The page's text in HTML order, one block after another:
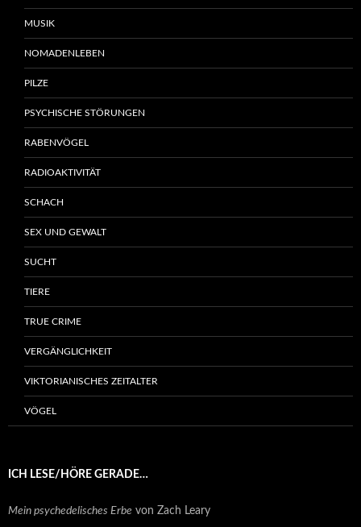
MUSIK
NOMADENLEBEN
PILZE
PSYCHISCHE STÖRUNGEN
RABENVÖGEL
RADIOAKTIVITÄT
SCHACH
SEX UND GEWALT
SUCHT
TIERE
TRUE CRIME
VERGÄNGLICHKEIT
VIKTORIANISCHES ZEITALTER
VÖGEL
ICH LESE/HÖRE GERADE…
Mein psychedelisches Erbe von Zach Leary